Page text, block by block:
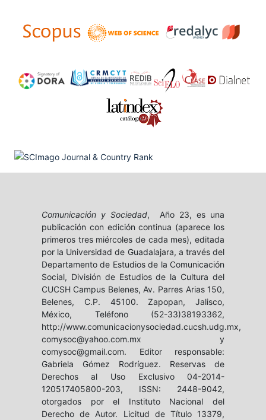
Comunicación y Sociedad, Año 23, es una
publicación con edición continua (aparece los
primeros tres miércoles de cada mes), editada
por la Universidad de Guadalajara, a través del
Departamento de Estudios de la Comunicación
Social, División de Estudios de la Cultura del
CUCSH Campus Belenes, Av. Parres Arias 150,
Belenes, C.P. 45100. Zapopan, Jalisco,
México, Teléfono (52-33)38193362,
http://www.comunicacionysociedad.cucsh.udg.mx,
comysoc@yahoo.com.mx y
comysoc@gmail.com. Editor responsable:
Gabriela Gómez Rodríguez. Reservas de
Derechos al Uso Exclusivo 04-2014-
120517405800-203, ISSN: 2448-9042,
otorgados por el Instituto Nacional del
Derecho de Autor. Licitud de Título 13379,